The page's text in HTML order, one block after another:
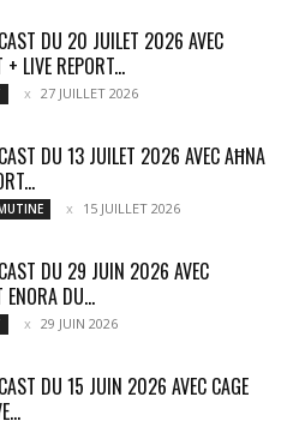
DU 20 JUILET 2026 AVEC
+ LIVE REPORT...
27 JUILLET 2026
DU 13 JUILET 2026 AVEC AĦNA
15 JUILLET 2026
DU 29 JUIN 2026 AVEC
ENORA DU...
29 JUIN 2026
DU 15 JUIN 2026 AVEC CAGE